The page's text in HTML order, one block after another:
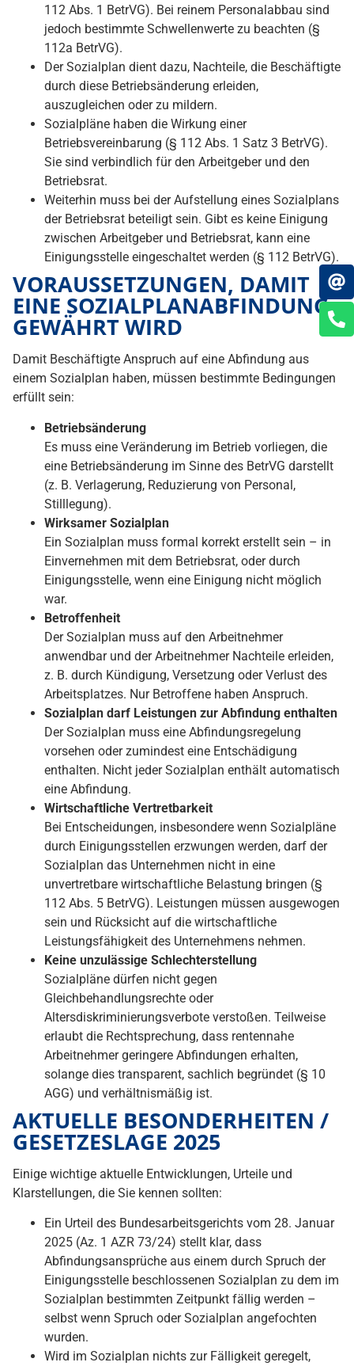
112 Abs. 1 BetrVG). Bei reinem Personalabbau sind
jedoch bestimmte Schwellenwerte zu beachten (§
112a BetrVG).
Der Sozialplan dient dazu, Nachteile, die Beschäftigte
durch diese Betriebsänderung erleiden,
auszugleichen oder zu mildern.
Sozialpläne haben die Wirkung einer
Betriebsvereinbarung (§ 112 Abs. 1 Satz 3 BetrVG).
Sie sind verbindlich für den Arbeitgeber und den
Betriebsrat.
Weiterhin muss bei der Aufstellung eines Sozialplans
der Betriebsrat beteiligt sein. Gibt es keine Einigung
zwischen Arbeitgeber und Betriebsrat, kann eine
Einigungsstelle eingeschaltet werden (§ 112 BetrVG).
VORAUSSETZUNGEN, DAMIT
EINE SOZIALPLANABFINDUNG
GEWÄHRT WIRD
Damit Beschäftigte Anspruch auf eine Abfindung aus
einem Sozialplan haben, müssen bestimmte Bedingungen
erfüllt sein:
Betriebsänderung
Es muss eine Veränderung im Betrieb vorliegen, die
eine Betriebsänderung im Sinne des BetrVG darstellt
(z. B. Verlagerung, Reduzierung von Personal,
Stilllegung).
Wirksamer Sozialplan
Ein Sozialplan muss formal korrekt erstellt sein – in
Einvernehmen mit dem Betriebsrat, oder durch
Einigungsstelle, wenn eine Einigung nicht möglich
war.
Betroffenheit
Der Sozialplan muss auf den Arbeitnehmer
anwendbar und der Arbeitnehmer Nachteile erleiden,
z. B. durch Kündigung, Versetzung oder Verlust des
Arbeitsplatzes. Nur Betroffene haben Anspruch.
Sozialplan darf Leistungen zur Abfindung enthalten
Der Sozialplan muss eine Abfindungsregelung
vorsehen oder zumindest eine Entschädigung
enthalten. Nicht jeder Sozialplan enthält automatisch
eine Abfindung.
Wirtschaftliche Vertretbarkeit
Bei Entscheidungen, insbesondere wenn Sozialpläne
durch Einigungsstellen erzwungen werden, darf der
Sozialplan das Unternehmen nicht in eine
unvertretbare wirtschaftliche Belastung bringen (§
112 Abs. 5 BetrVG). Leistungen müssen ausgewogen
sein und Rücksicht auf die wirtschaftliche
Leistungsfähigkeit des Unternehmens nehmen.
Keine unzulässige Schlechterstellung
Sozialpläne dürfen nicht gegen
Gleichbehandlungsrechte oder
Altersdiskriminierungsverbote verstoßen. Teilweise
erlaubt die Rechtsprechung, dass rentennahe
Arbeitnehmer geringere Abfindungen erhalten,
solange dies transparent, sachlich begründet (§ 10
AGG) und verhältnismäßig ist.
AKTUELLE BESONDERHEITEN /
GESETZESLAGE 2025
Einige wichtige aktuelle Entwicklungen, Urteile und
Klarstellungen, die Sie kennen sollten:
Ein Urteil des Bundesarbeitsgerichts vom 28. Januar
2025 (Az. 1 AZR 73/24) stellt klar, dass
Abfindungsansprüche aus einem durch Spruch der
Einigungsstelle beschlossenen Sozialplan zu dem im
Sozialplan bestimmten Zeitpunkt fällig werden –
selbst wenn Spruch oder Sozialplan angefochten
wurden.
Wird im Sozialplan nichts zur Fälligkeit geregelt,